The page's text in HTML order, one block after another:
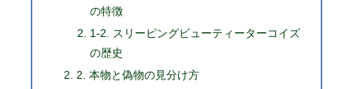
の特徴
1-2. スリーピングビューティーターコイズ
の歴史
2. 本物と偽物の見分け方